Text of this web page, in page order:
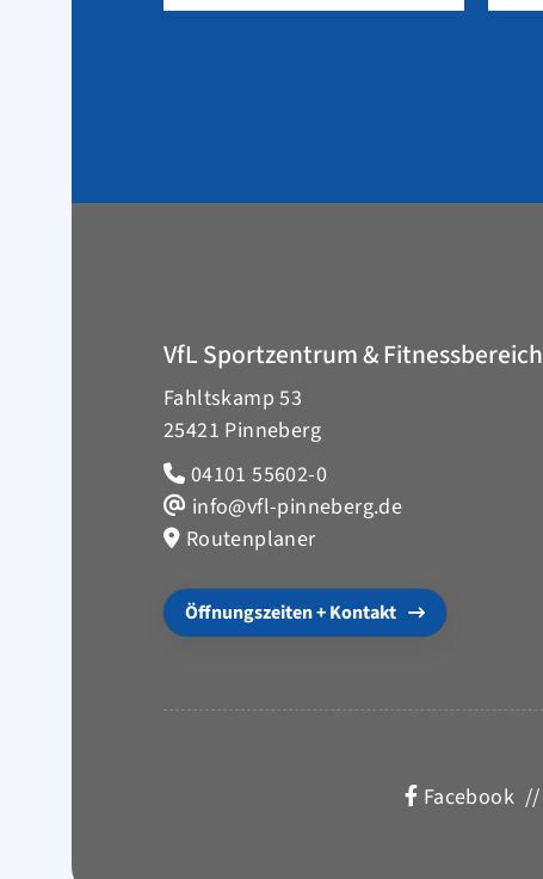
VfL Sportzentrum & Fitnessbereich
Fahltskamp 53
25421 Pinneberg
04101 55602-0
info@vfl-pinneberg.de
Routenplaner
Öffnungszeiten + Kontakt
Facebook//